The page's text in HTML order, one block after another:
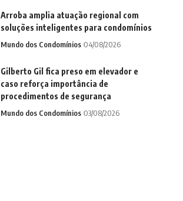
Arroba amplia atuação regional com
soluções inteligentes para condomínios
Mundo dos Condomínios 04/08/2026
Gilberto Gil fica preso em elevador e
caso reforça importância de
procedimentos de segurança
Mundo dos Condomínios 03/08/2026